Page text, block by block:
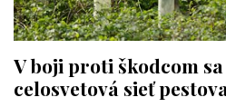
V boji proti škodcom
celosvetová sieť